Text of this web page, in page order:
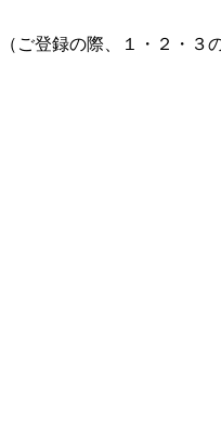
ご登録の際、１・２・３